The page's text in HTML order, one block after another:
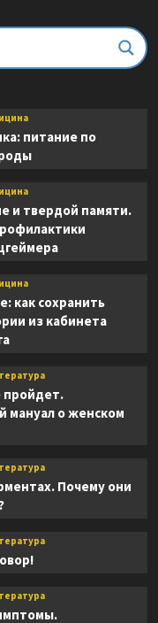
и не
питание по
и твердой памяти.
как сохранить
из кабинета
мануал о женском
Почему они